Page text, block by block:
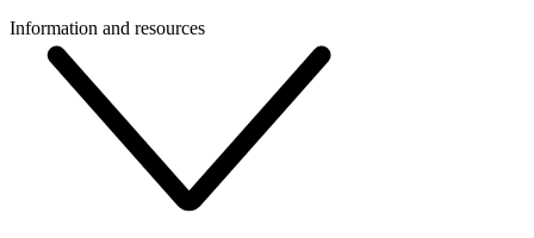
Information and resources